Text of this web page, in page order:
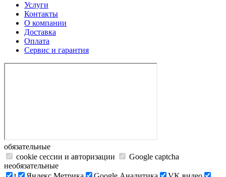
Услуги
Контакты
О компании
Доставка
Оплата
Сервис и гарантия
обязательные
cookie сессии и авторизации
Google captcha
необязательные